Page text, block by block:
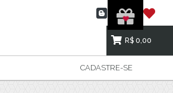
R$ 0,00
CADASTRE-SE